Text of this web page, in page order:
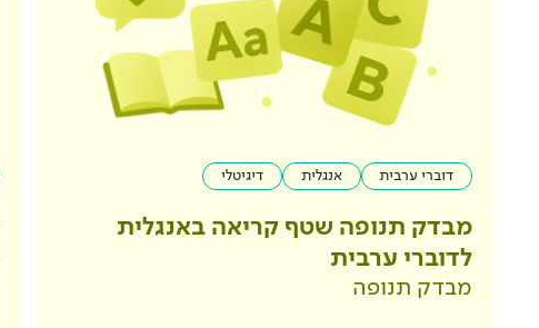
דוברי ערבית אנגלית דיגיטלי
מבדק תנופה שטף קריאה באנגלית
לדוברי ערבית
מבדק תנופה